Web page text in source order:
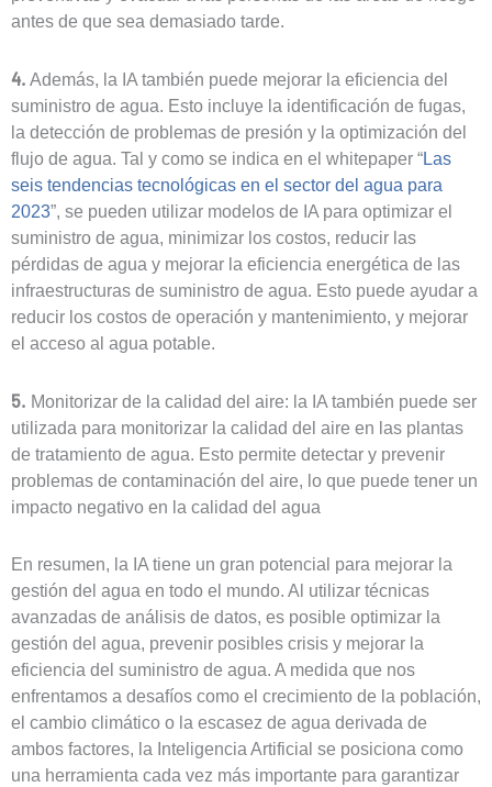
antes de que sea demasiado tarde.
4. Además, la IA también puede mejorar la eficiencia del
suministro de agua. Esto incluye la identificación de fugas,
la detección de problemas de presión y la optimización del
flujo de agua. Tal y como se indica en el whitepaper “Las
seis tendencias tecnológicas en el sector del agua para
2023”, se pueden utilizar modelos de IA para optimizar el
suministro de agua, minimizar los costos, reducir las
pérdidas de agua y mejorar la eficiencia energética de las
infraestructuras de suministro de agua. Esto puede ayudar a
reducir los costos de operación y mantenimiento, y mejorar
el acceso al agua potable.
5. Monitorizar de la calidad del aire: la IA también puede ser
utilizada para monitorizar la calidad del aire en las plantas
de tratamiento de agua. Esto permite detectar y prevenir
problemas de contaminación del aire, lo que puede tener un
impacto negativo en la calidad del agua
En resumen, la IA tiene un gran potencial para mejorar la
gestión del agua en todo el mundo. Al utilizar técnicas
avanzadas de análisis de datos, es posible optimizar la
gestión del agua, prevenir posibles crisis y mejorar la
eficiencia del suministro de agua. A medida que nos
enfrentamos a desafíos como el crecimiento de la población,
el cambio climático o la escasez de agua derivada de
ambos factores, la Inteligencia Artificial se posiciona como
una herramienta cada vez más importante para garantizar